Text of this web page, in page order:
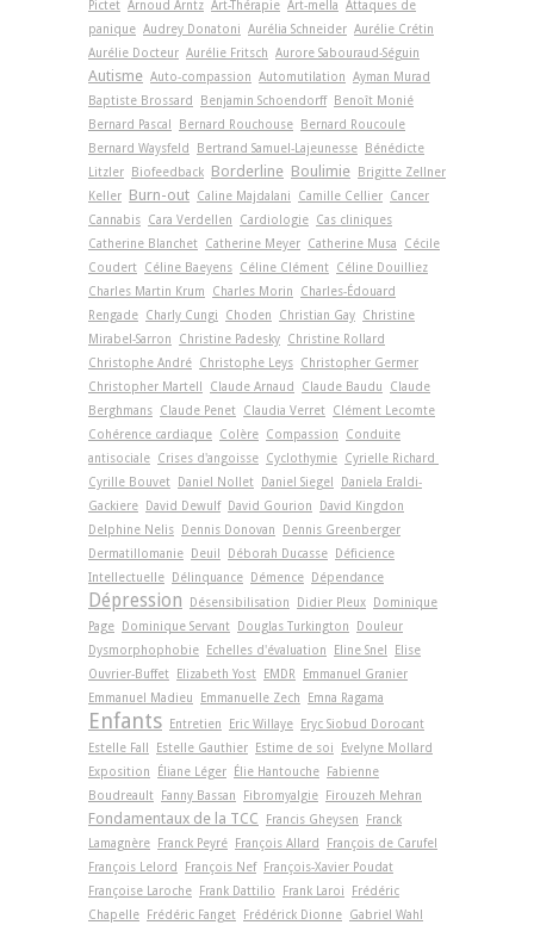
Pictet Arnoud Arntz Art-Thérapie Art-­mella Attaques de
panique Audrey Donatoni Aurélia Schneider Aurélie Crétin
Aurélie Docteur Aurélie Fritsch Aurore Sabouraud-Séguin
Autisme Auto-compassion Automutilation Ayman Murad
Baptiste Brossard
Benjamin Schoendorff
Benoît Monié
Bernard Pascal
Bernard Rouchouse
Bernard Roucoule
Bernard Waysfeld
Bertrand Samuel-Lajeunesse
Bénédicte
Litzler
Biofeedback Borderline Boulimie
Brigitte Zellner
Keller Burn-out Caline Majdalani Camille Cellier Cancer
Cannabis Cara Verdellen Cardiologie Cas cliniques
Catherine Blanchet Catherine Meyer Catherine Musa
Cécile
Coudert Céline Baeyens Céline Clément Céline Douilliez
Charles Martin Krum
Charles Morin
Charles-Édouard
Rengade Charly Cungi Choden Christian Gay Christine
Mirabel-Sarron
Christine Padesky Christine Rollard
Christophe André Christophe Leys Christopher Germer
Christopher Martell
Claude Arnaud Claude Baudu
Claude
Berghmans Claude Penet Claudia Verret Clément Lecomte
Cohérence cardiaque Colère Compassion
Conduite
antisociale Crises d'angoisse Cyclothymie Cyrielle Richard
Cyrille Bouvet
Daniel Nollet Daniel Siegel
Daniela Eraldi-
Gackiere
David Dewulf David Gourion
David Kingdon
Delphine Nelis
Dennis Donovan
Dennis Greenberger
Dermatillomanie
Deuil Déborah Ducasse
Déficience
Intellectuelle
Délinquance Démence Dépendance
Dépression Désensibilisation Didier Pleux
Dominique
Page
Dominique Servant Douglas Turkington
Douleur
Dysmorphophobie
Echelles d'évaluation Eline Snel
Elise
Ouvrier-Buffet
Elizabeth Yost EMDR
Emmanuel Granier
Emmanuel Madieu
Emmanuelle Zech Emna Ragama
Enfants Entretien Eric Willaye
Eryc Siobud Dorocant
Estelle Fall
Estelle Gauthier Estime de soi
Evelyne Mollard
Exposition
Éliane Léger Élie Hantouche
Fabienne
Boudreault
Fanny Bassan Fibromyalgie Firouzeh Mehran
Fondamentaux de la TCC Francis Gheysen
Franck
Lamagnère
Franck Peyré François Allard
François de Carufel
François Lelord
François Nef
François-Xavier Poudat
Françoise Laroche
Frank Dattilio Frank Laroi
Frédéric
Chapelle
Frédéric Fanget Frédérick Dionne Gabriel Wahl